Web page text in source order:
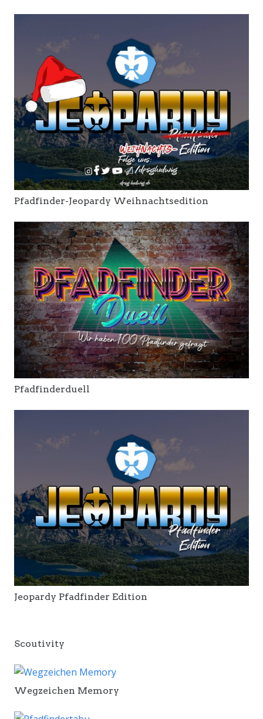
Pfadfinder-Jeopardy Weihnachtsedition
Pfadfinderduell
Jeopardy Pfadfinder Edition
Scoutivity
Wegzeichen Memory